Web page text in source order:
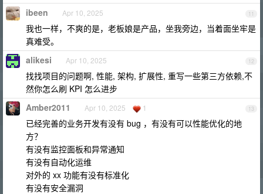
11
ibeen Apr 10, 2025
我也一样，不爽的是，老板娘是产品，坐我旁边，当着面坐牢是
真难受。
12
alikesi Apr 10, 2025
找找项目的问题啊, 性能, 架构, 扩展性, 重写一些第三方依赖,不
然你怎么刷 KPI 怎么进步
13
Amber2011 Apr 10, 2025 1
已经完善的业务开发有没有 bug ，有没有可以性能优化的地
方？
有没有监控面板和异常通知
有没有自动化运维
对外的 xx 功能有没有标准化
有没有安全漏洞